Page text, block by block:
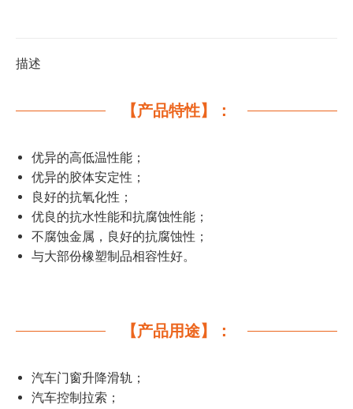
描述
【产品特性】：
优异的高低温性能；
优异的胶体安定性；
良好的抗氧化性；
优良的抗水性能和抗腐蚀性能；
不腐蚀金属，良好的抗腐蚀性；
与大部份橡塑制品相容性好。
【产品用途】：
汽车门窗升降滑轨；
汽车控制拉索；